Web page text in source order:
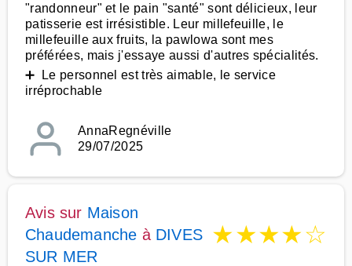
"randonneur" et le pain "santé" sont délicieux, leur
patisserie est irrésistible. Leur millefeuille, le
millefeuille aux fruits, la pawlowa sont mes
préférées, mais j'essaye aussi d'autres spécialités.
➕ Le personnel est très aimable, le service
irréprochable
AnnaRegnéville
29/07/2025
Avis sur Maison
Chaudemanche à DIVES
SUR MER
★★★★☆